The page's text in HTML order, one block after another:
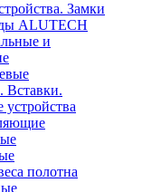
Замки
ALUTECH
и
Вставки.
полотна